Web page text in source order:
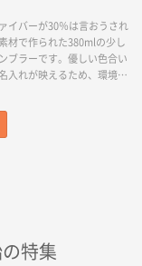
イバーが30％は言おうされ
材で作られた380mlの少し
ブラーです。優しい色合い
入れが映えるため、環境配
トでお届けいたします。
特集